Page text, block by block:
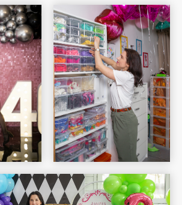
на карте Москвы — Яндекс Карты